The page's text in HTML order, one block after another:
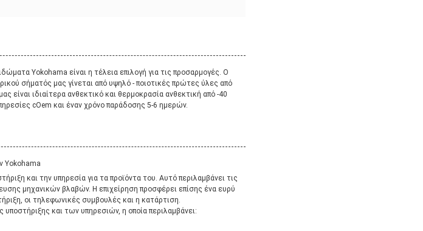
Yokohama είναι η τέλεια επιλογή για τις προσαρμογές. Ο
σήματός μας γίνεται από υψηλό - ποιοτικές πρώτες ύλες από
είναι ιδιαίτερα ανθεκτικό και θερμοκρασία ανθεκτική από -40
cOem και έναν χρόνο παράδοσης 5-6 ημερών.
Yokohama
και την υπηρεσία για τα προϊόντα του. Αυτό περιλαμβάνει τις
μηχανικών βλαβών. Η επιχείρηση προσφέρει επίσης ένα ευρύ
οι τηλεφωνικές συμβουλές και η κατάρτιση.
και των υπηρεσιών, η οποία περιλαμβάνει: